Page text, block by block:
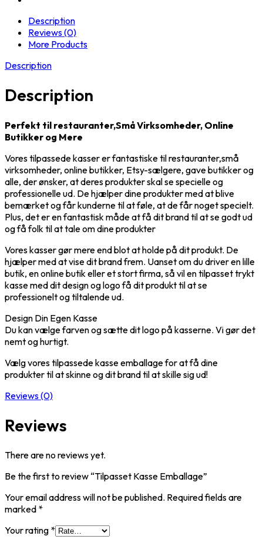
Description
Reviews (0)
More Products
Description
Description
Perfekt til restauranter,Små Virksomheder, Online
Butikker og Mere
Vores tilpassede kasser er fantastiske til restauranter,små
virksomheder, online butikker, Etsy-sælgere, gave butikker og
alle, der ønsker, at deres produkter skal se specielle og
professionelle ud. De hjælper dine produkter med at blive
bemærket og får kunderne til at føle, at de får noget specielt.
Plus, det er en fantastisk måde at få dit brand til at se godt ud
og få folk til at tale om dine produkter
Vores kasser gør mere end blot at holde på dit produkt. De
hjælper med at vise dit brand frem. Uanset om du driver en lille
butik, en online butik eller et stort firma, så vil en tilpasset trykt
kasse med dit design og logo få dit produkt til at se
professionelt og tiltalende ud.
Design Din Egen Kasse
Du kan vælge farven og sætte dit logo på kasserne. Vi gør det
nemt og hurtigt.
Vælg vores tilpassede kasse emballage for at få dine
produkter til at skinne og dit brand til at skille sig ud!
Reviews (0)
Reviews
There are no reviews yet.
Be the first to review “Tilpasset Kasse Emballage”
Your email address will not be published. Required fields are
marked *
Your rating *